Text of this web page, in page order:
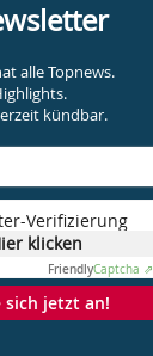
alle Topnews.
kündbar.
Verifizierung
klicken
FriendlyCaptcha ⇗
sich jetzt an!